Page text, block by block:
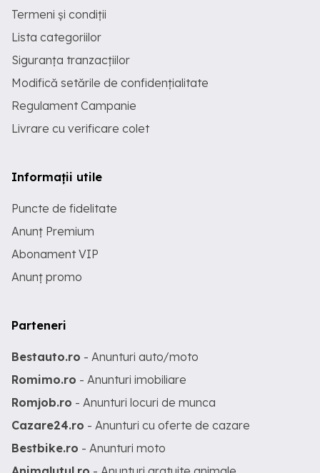
Termeni și condiții
Lista categoriilor
Siguranța tranzacțiilor
Modifică setările de confidențialitate
Regulament Campanie
Livrare cu verificare colet
Informații utile
Puncte de fidelitate
Anunț Premium
Abonament VIP
Anunț promo
Parteneri
Bestauto.ro - Anunturi auto/moto
Romimo.ro - Anunturi imobiliare
Romjob.ro - Anunturi locuri de munca
Cazare24.ro - Anunturi cu oferte de cazare
Bestbike.ro - Anunturi moto